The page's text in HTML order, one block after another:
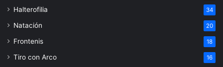
Halterofilia 34
Natación 20
Frontenis 18
Tiro con Arco 16